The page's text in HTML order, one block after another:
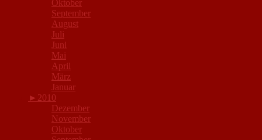
Oktober
September
August
Juli
Juni
Mai
April
März
Januar
► 2010
Dezember
November
Oktober